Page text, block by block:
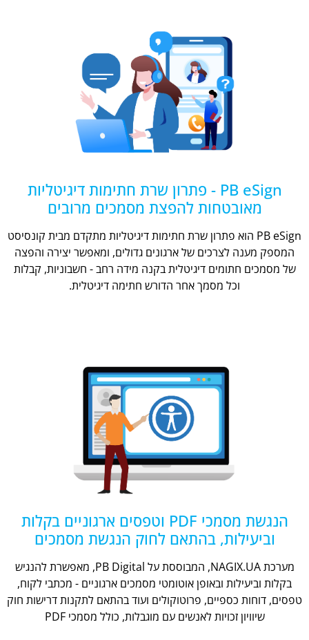
PB eSign - פתרון שרת חתימות דיגיטליות
מאובטחות להפצת מסמכים מרובים
PB eSign הוא פתרון שרת חתימות דיגיטליות מתקדם מבית קונסיסט
המספק מענה לצרכים של ארגונים גדולים, ומאפשר יצירה והפצה
של מסמכים חתומים דיגיטלית בקנה מידה רחב - חשבוניות, קבלות
וכל מסמך אחר הדורש חתימה דיגיטלית.
הנגשת מסמכי PDF וטפסים ארגוניים בקלות
וביעילות, בהתאם לחוק הנגשת מסמכים
מערכת NAGIX.UA, המבוססת על PB Digital, מאפשרת להנגיש
בקלות וביעילות ובאופן אוטומטי מסמכים ארגוניים - מכתבי לקוח,
טפסים, דוחות כספיים, פרוטוקולים ועוד בהתאם לתקנות דרישות חוק
שיוויון זכויות לאנשים עם מוגבלות, כולל מסמכי PDF